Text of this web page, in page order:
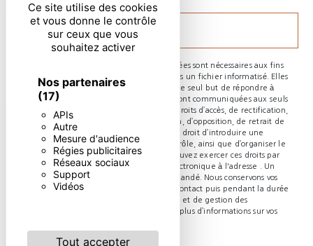
Ce site utilise des cookies
et vous donne le contrôle
sur ceux que vous
souhaitez activer
Nos partenaires
(17)
APIs
Autre
Mesure d'audience
Régies publicitaires
Réseaux sociaux
Support
Vidéos
Tout accepter
ENVOYER
** Les données personnelles communiquées sont nécessaires aux fins
de vous contacter et sont enregistrées dans un fichier informatisé. Elles
sont destinées à et ses sous-traitants dans le seul but de répondre à
votre message. Les données collectées seront communiquées aux seuls
destinataires suivants: . Vous disposez de droits d’accès, de rectification,
d’effacement, de portabilité, de limitation, d’opposition, de retrait de
votre consentement à tout moment et du droit d’introduire une
réclamation auprès d’une autorité de contrôle, ainsi que d’organiser le
sort de vos données post-mortem. Vous pouvez exercer ces droits par
voie postale à l'adresse ou par courrier électronique à l'adresse . Un
justificatif d'identité pourra vous être demandé. Nous conservons vos
données pendant la période de prise de contact puis pendant la durée
de prescription légale aux fins probatoires et de gestion des
contentieux. Consultez le site cnil.fr pour plus d’informations sur vos